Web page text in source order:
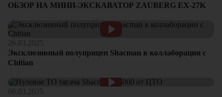
ОБЗОР НА МИНИ-ЭКСКАВАТОР ZAUBERG EX-27K
26.03.2025
Эксклюзивный полуприцеп Shacman в коллаборации с
Chitian
06.03.2025